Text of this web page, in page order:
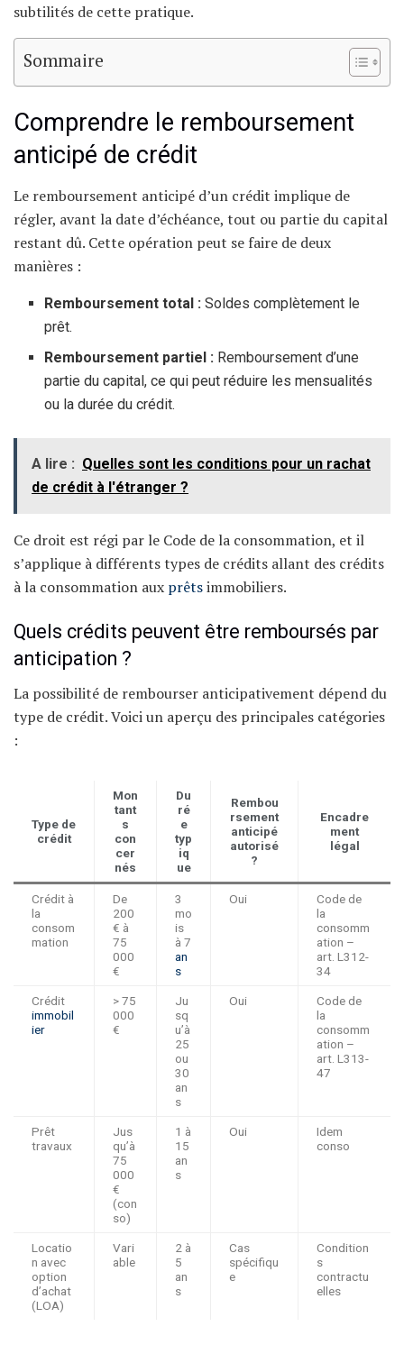
subtilités de cette pratique.
Sommaire
Comprendre le remboursement
anticipé de crédit
Le remboursement anticipé d’un crédit implique de
régler, avant la date d’échéance, tout ou partie du capital
restant dû. Cette opération peut se faire de deux
manières :
Remboursement total : Soldes complètement le
prêt.
Remboursement partiel : Remboursement d’une
partie du capital, ce qui peut réduire les mensualités
ou la durée du crédit.
A lire : Quelles sont les conditions pour un rachat
de crédit à l'étranger ?
Ce droit est régi par le Code de la consommation, et il
s’applique à différents types de crédits allant des crédits
à la consommation aux prêtsimmobiliers.
Quels crédits peuvent être remboursés par
anticipation ?
La possibilité de rembourser anticipativement dépend du
type de crédit. Voici un aperçu des principales catégories
:
Type de
crédit
Mon
tant
s
con
cer
nés
Du
ré
e
typ
iq
ue
Rembou
rsement
anticipé
autorisé
?
Encadre
ment
légal
Crédit à
la
consom
mation
De
200
€ à
75
000
€
3
mo
is
à 7
an
s
Oui
Code de
la
consomm
ation –
art. L312-
34
Crédit
immobil
ier
> 75
000
€
Ju
sq
u’à
25
ou
30
an
s
Oui
Code de
la
consomm
ation –
art. L313-
47
Prêt
travaux
Jus
qu’à
75
000
€
(con
so)
1 à
15
an
s
Oui
Idem
conso
Locatio
n avec
option
d’achat
(LOA)
Vari
able
2 à
5
an
s
Cas
spécifiqu
e
Condition
s
contractu
elles